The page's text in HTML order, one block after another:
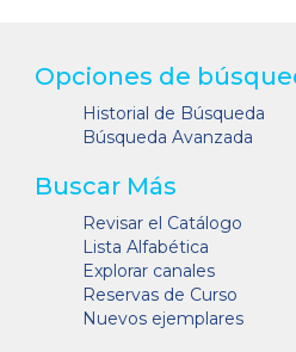
Opciones de
Historial de Búsqueda
Búsqueda Avanzada
Buscar Más
Revisar el Catálogo
Lista Alfabética
Explorar canales
Reservas de Curso
Nuevos ejemplares